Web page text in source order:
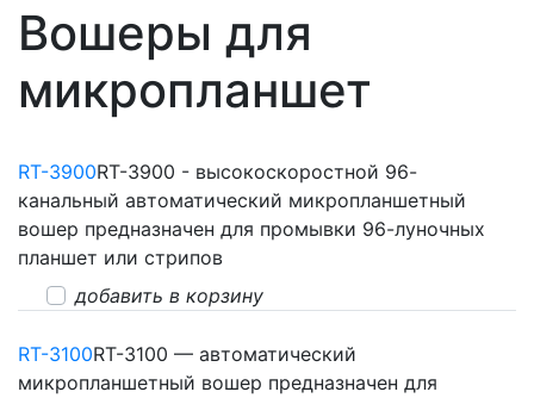
Вошеры для
микропланшет
RT-3900RT-3900 - высокоскоростной 96-
канальный автоматический микропланшетный
вошер предназначен для промывки 96-луночных
планшет или стрипов
добавить в корзину
RT-3100RT-3100 — автоматический
микропланшетный вошер предназначен для